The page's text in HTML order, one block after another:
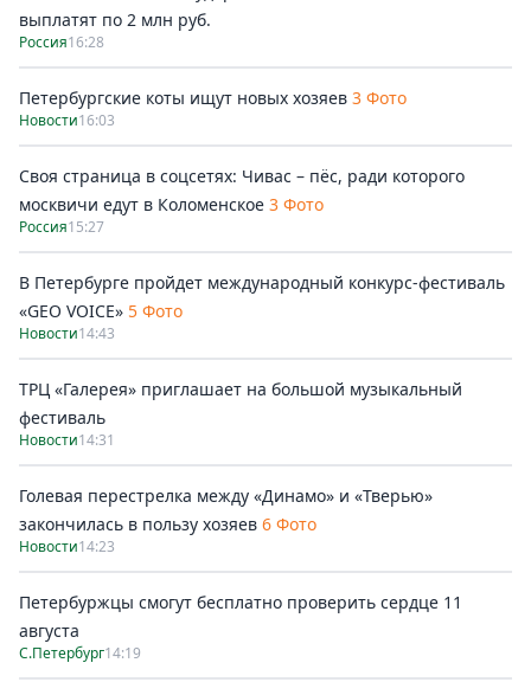
выплатят по 2 млн руб.
Россия16:28
Петербургские коты ищут новых хозяев 3 Фото
Новости16:03
Своя страница в соцсетях: Чивас – пёс, ради которого
москвичи едут в Коломенское 3 Фото
Россия15:27
В Петербурге пройдет международный конкурс-фестиваль
«GEO VOICE» 5 Фото
Новости14:43
ТРЦ «Галерея» приглашает на большой музыкальный
фестиваль
Новости14:31
Голевая перестрелка между «Динамо» и «Тверью»
закончилась в пользу хозяев 6 Фото
Новости14:23
Петербуржцы смогут бесплатно проверить сердце 11
августа
С.Петербург14:19